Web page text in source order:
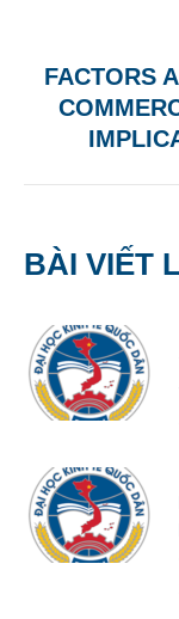
FACTORS
BÀI VIẾT